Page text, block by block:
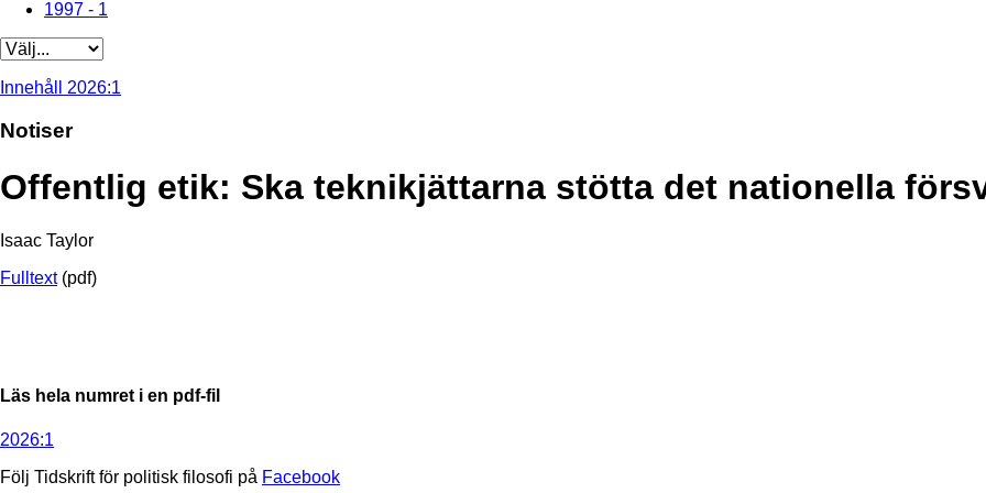
1997 - 1
Innehåll 2026:1
Notiser
Offentlig etik: Ska teknikjättarna stötta det nationella
Isaac Taylor
Fulltext(pdf)
Läs hela numret i en pdf-fil
2026:1
Följ Tidskrift för politisk filosofi på Facebook